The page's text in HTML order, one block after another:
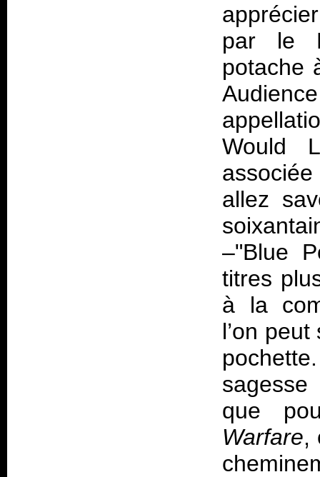
par le
potache
Would
allez
–"Blue
titres
à la
l’on
que
Warfare,